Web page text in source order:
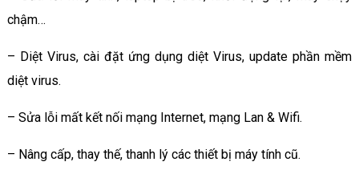
chậm…
– Diệt Virus, cài đặt ứng dụng diệt Virus, update phần mềm
diệt virus.
– Sửa lỗi mất kết nối mạng Internet, mạng Lan & Wifi.
– Nâng cấp, thay thế, thanh lý các thiết bị máy tính cũ.